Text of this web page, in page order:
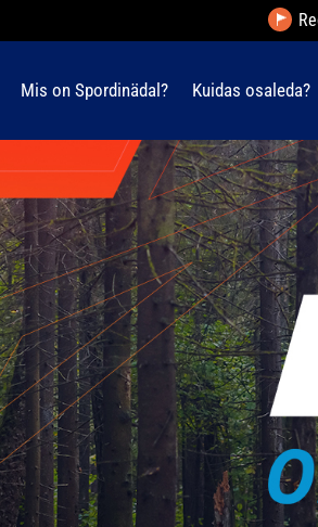
Mis on Spordinädal? Kuidas osaleda?